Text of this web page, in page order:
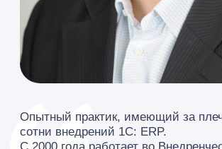
автоматизацией бизнес-процессов.
Специализируется на внедрениях 1C:ERP,
1C:Управление холдингом в различных отраслях
промышленности: ОПК, машиностроение,
пищевая, химическая, фармакологическая,
добывающая промышленность и др.
Евгений Грибков имеет ряд публикаций в
В 2001 году закончил Ульяновский
Государственный Университет, специализация
«Теоретическая физика».